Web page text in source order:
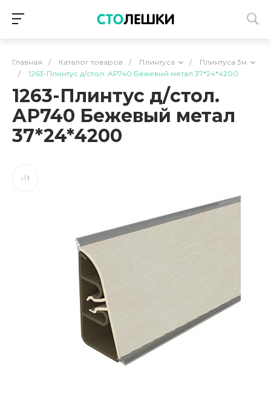
Главная / Каталог товаров / Плинтуса /
Плинтуса 3м
/
1263-Плинтус д/стол. АР740 Бежевый метал 37*24*4200
1263-Плинтус д/стол.
АР740 Бежевый метал
37*24*4200